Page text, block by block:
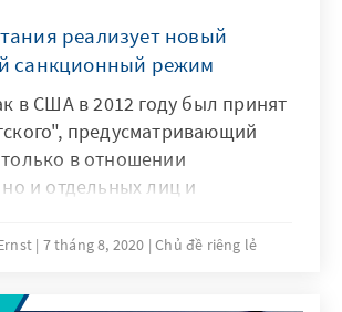
реализует новый
санкционный режим
в США в 2012 году был принят
предусматривающий
в отношении
но и отдельных лиц и
примеру последовали и
порядке приняла такой
7 tháng 8, 2020 Chủ đề riêng lẻ